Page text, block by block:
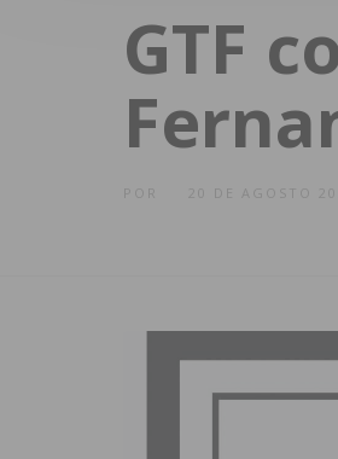
GTF
20 DE AGOSTO